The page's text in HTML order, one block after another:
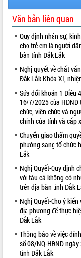
Lễ truy điệu và an táng hài
tại Nghĩa trang Liệt sĩ xã Sơn
Bàn giải pháp tháo gỡ khó
xuất khẩu sầu riêng và triển
định EUDR
trường Nguyễn Hoàng Hiệp
vùng trồng và doanh nghiệp
sầu riêng tại Đắk Lắk
Trình diễn nghệ thuật chế
món ăn từ sầu riêng
Đắk Lắk công bố Quy hoạch
tiến đầu tư tỉnh
Ngành cá ngừ Đắk Lắk chủ
ứng để giữ vững thị trường
Diễn đàn Kinh tế tư nhân
phá cơ chế - Hợp tác công tư
Đề án 06 tạo bước ngoặt đột
cải cách hành chính tỉnh
Kết nối tour, đẩy mạnh
để phát triển du lịch Đắk Lắk
Khởi động Dự án Đầu tư xây
tầng kỹ thuật Cụm công
Văn bản liên quan
Quy định nhân sự,
cho trẻ em là người
bàn tỉnh Đắk Lắk
Nghị quyết về chất
Đắk Lắk Khóa XI,
Sửa đổi khoản 1 Điều
16/7/2025 của HĐND
chức, viên chức và
chính của tỉnh và cấp
Chuyển giao thẩm
phường sang tổ chức
Lắk
Nghị Quyết-Quy định
với tàu cá không có
trên địa bàn tỉnh Đắk
Nghị Quyết-Cho ý
địa phương để thực
Đắk Lắk
Thông báo về việc
số 08/NQ-HĐND
tỉnh Đắk Lắk